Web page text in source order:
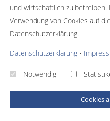
Onlineshops
Individualprogrammierung
Strategie-Entwicklung
© 2026 - TemplateBusiness
und wirtschaftlich zu betreiben.
Verwendung von Cookies auf
Datenschutzerklärung.
Datenschutzerklärung •
Notwendig
Cookies